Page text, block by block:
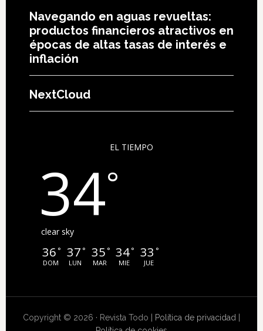
Navegando en aguas revueltas:
productos financieros atractivos en
épocas de altas tasas de interés e
inflación
NextCloud
EL TIEMPO
34°
clear sky
36 °
DOM
37 °
LUN
35 °
MAR
34°
MIE
33 °
JUE
Copyright © 2026 · Revista Todo | Política de privacidad